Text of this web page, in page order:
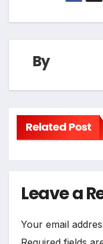
By
Related Post
Leave a
Your email